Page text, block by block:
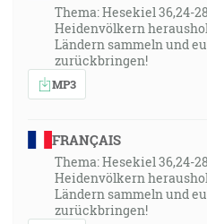
Thema: Hesekiel 36,24-
Heidenvölkern
Ländern sammeln und
zurückbringen!
MP3
FRANÇAIS
Thema: Hesekiel 36,24-
Heidenvölkern
Ländern sammeln und
zurückbringen!